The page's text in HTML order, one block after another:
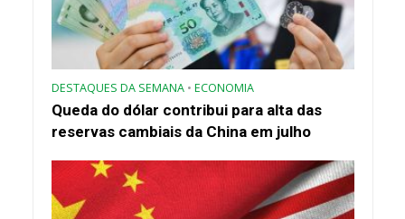
DESTAQUES DA SEMANA • ECONOMIA
Queda do dólar contribui para alta das
reservas cambiais da China em julho